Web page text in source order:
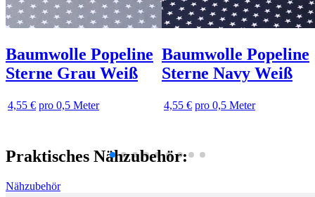
Baumwolle Popeline
Sterne Grau Weiß
4,55 € pro 0,5 Meter
Baumwolle Popeline
Sterne Navy Weiß
4,55 € pro 0,5 Meter
Praktisches Nähzubehör:
Nähzubehör